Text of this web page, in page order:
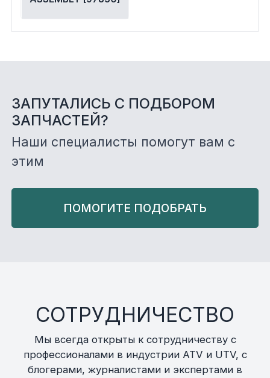
ЗАПУТАЛИСЬ С ПОДБОРОМ
ЗАПЧАСТЕЙ?
Наши специалисты помогут вам с
этим
ПОМОГИТЕ ПОДОБРАТЬ
СОТРУДНИЧЕСТВО
Мы всегда открыты к сотрудничеству с
профессионалами в индустрии ATV и UTV, с
блогерами, журналистами и экспертами в